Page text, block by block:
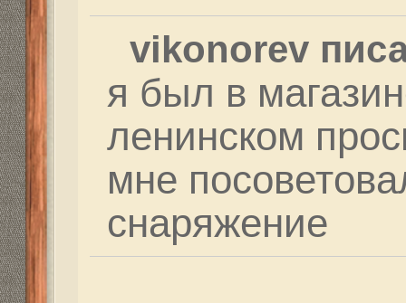
снаряжение ((( для
погружений для рек
другое снаряжение
на морях и океанах
себе позволить
физической